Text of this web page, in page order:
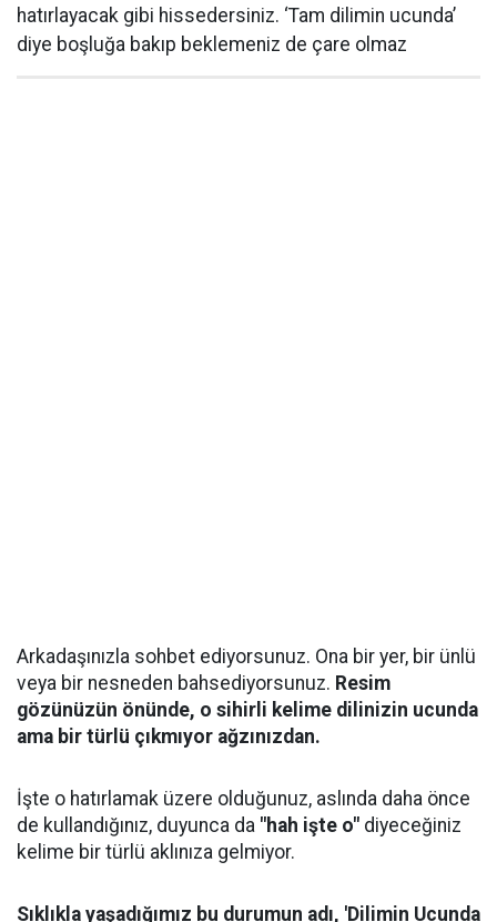
hatırlayacak gibi hissedersiniz. ‘Tam dilimin ucunda’
diye boşluğa bakıp beklemeniz de çare olmaz
Arkadaşınızla sohbet ediyorsunuz. Ona bir yer, bir ünlü
veya bir nesneden bahsediyorsunuz. Resim
gözünüzün önünde, o sihirli kelime dilinizin ucunda
ama bir türlü çıkmıyor ağzınızdan.
İşte o hatırlamak üzere olduğunuz, aslında daha önce
de kullandığınız, duyunca da "hah işte o" diyeceğiniz
kelime bir türlü aklınıza gelmiyor.
Sıklıkla yaşadığımız bu durumun adı, 'Dilimin Ucunda